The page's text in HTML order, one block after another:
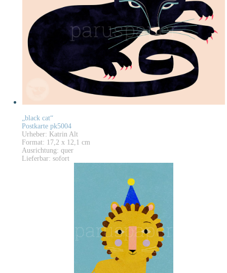
„black cat“
Postkarte pk5004
Urheber: Katrin Alt
Format: 17,2 x 12,1 cm
Ausrichtung: quer
Lieferbar: sofort